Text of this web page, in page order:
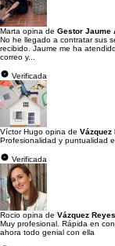
Marta opina de Gestor Jaume
No he llegado a contratar sus
recibido. Jaume me ha
correo y...
Verificada
Víctor Hugo opina de Vázquez
Profesionalidad y puntualidad
Verificada
Rocio opina de Vázquez
Muy profesional. Rápida en
ahora todo genial con ella